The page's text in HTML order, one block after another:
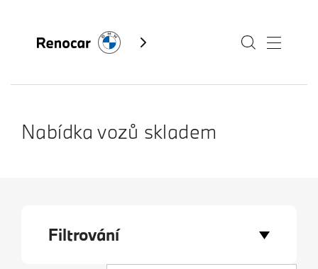
Skladové vozy
Nabídka vozů skladem
Filtrování